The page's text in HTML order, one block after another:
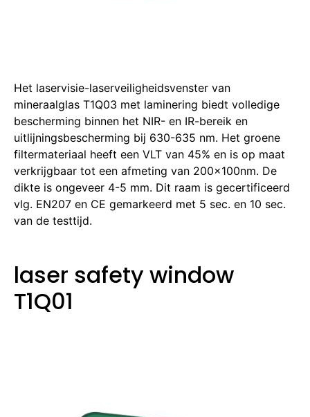
Het laservisie-laserveiligheidsvenster van
mineraalglas T1Q03 met laminering biedt volledige
bescherming binnen het NIR- en IR-bereik en
uitlijningsbescherming bij 630-635 nm. Het groene
filtermateriaal heeft een VLT van 45% en is op maat
verkrijgbaar tot een afmeting van 200x100nm. De
dikte is ongeveer 4-5 mm. Dit raam is gecertificeerd
vlg. EN207 en CE gemarkeerd met 5 sec. en 10 sec.
van de testtijd.
laser safety window
T1Q01